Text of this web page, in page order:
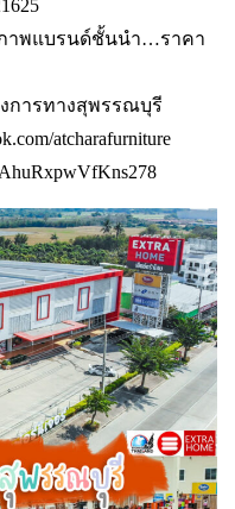
าพแบรนด์ชั้นนำ…ราคา
การทางสุพรรณบุรี
atcharafurniture